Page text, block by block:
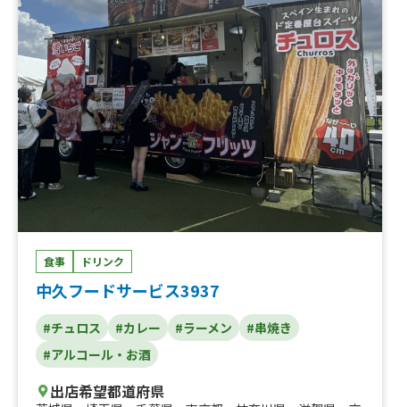
食事 ドリンク
中久フードサービス3937
#チュロス #カレー #ラーメン
#串焼き
#アルコール・お酒
出店希望都道府県